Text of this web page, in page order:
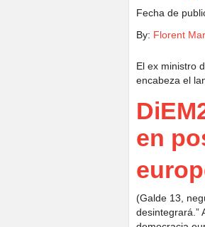
Fecha de
By: Florent
El ex ministro
encabeza el
en
(Galde 13,
desintegrará.”